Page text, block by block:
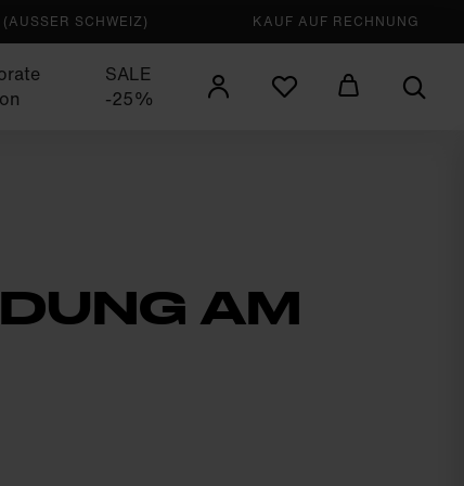
SCHWEIZ) KAUF AUF RECHNUNG
SALE
-25%
AM